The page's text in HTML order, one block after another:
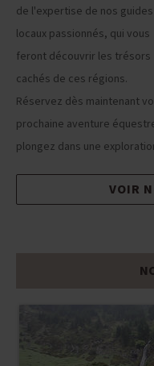
de l'expertise de nos guides
locaux passionnés, qui vous
feront découvrir les trésors
cachés de ces régions.
Réservez dès maintenant
prochaine aventure
plongez dans une
l'Auvergne. Imprégnez-vous de
la beauté naturelle, de la
richesse culturelle et de
l'histoire fascinante de ces
régions lors de
VOIR